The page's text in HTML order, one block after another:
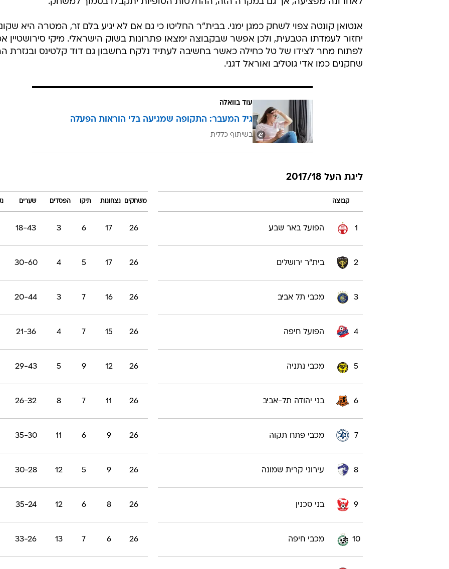
אנטואן קונטה צפוי לשחק כמגן ימני. בבית"ר החליטו כי גם אם לא יגיע בלם זר, המטרה היא
יחזור לעמדתו הטבעית, ולכן אפשר שבקבוצה ימצאו פתרונות בשוק הישראלי. מיקי סירושטיין
לפתוח מחר לצידו של טל כחילה כאשר בחשיבה לעתיד נלקח בחשבון גם דוד קלטינס ובגזרת
שחקנים כמו אדי גוטליב ואוראל דגני.
עוד בוואלה
גיל המעבר: התקופה שמגיעה בלי הוראות הפעלה
בשיתוף כללית
ליגת העל 2017/18
קבוצה משחקים נצחונות תיקו הפסדים שערים
1 הפועל באר שבע 26
17
6
3
18-43
2 בית"ר ירושלים 26
17
5
4
30-60
3 מכבי תל אביב 26
16
7
3
20-44
4 הפועל חיפה 26
15
7
4
21-36
5 מכבי נתניה 26
12
9
5
29-43
6 בני יהודה תל-אביב 26
11
7
8
26-32
7 מכבי פתח תקוה 26
9
6
11
35-30
8 עירוני קרית שמונה 26
9
5
12
30-28
9 בני סכנין 26
8
6
12
35-24
10 מכבי חיפה 26
6
7
13
33-26